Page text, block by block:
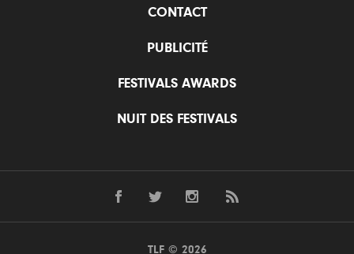
CONTACT
PUBLICITÉ
FESTIVALS AWARDS
NUIT DES FESTIVALS
TLF © 2026